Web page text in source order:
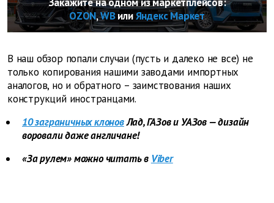
OZON,WBилиЯндекс Маркет
В наш обзор попали случаи (пусть и далеко не все) не
только копирования нашими заводами импортных
аналогов, но и обратного – заимствования наших
конструкций иностранцами.
10 заграничных клоновЛад, ГАЗов и УАЗов — дизайн
воровали даже англичане!
«За рулем» можно читать в Viber